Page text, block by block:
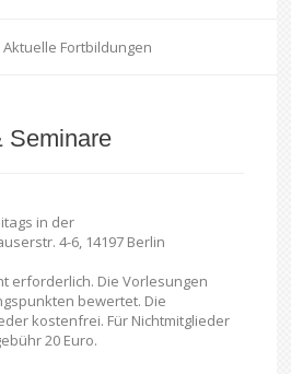
Aktuelle Fortbildungen
Seminare
in der
4-6, 14197 Berlin
erforderlich. Die Vorlesungen
bewertet. Die
kostenfrei. Für Nichtmitglieder
20 Euro.